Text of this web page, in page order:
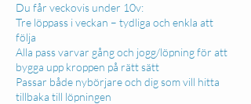
Du får veckovis under 10v:
Tre löppass i veckan – tydliga och enkla att
följa
Alla pass varvar gång och jogg/löpning för att
bygga upp kroppen på rätt sätt
Passar både nybörjare och dig som vill hitta
tillbaka till löpningen